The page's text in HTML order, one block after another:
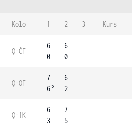
Kolo 1 2 3 Kurs
Q-ČF
6
0
6
0
Q-OF
7
6 5
6
2
Q-1K
6
3
7
5